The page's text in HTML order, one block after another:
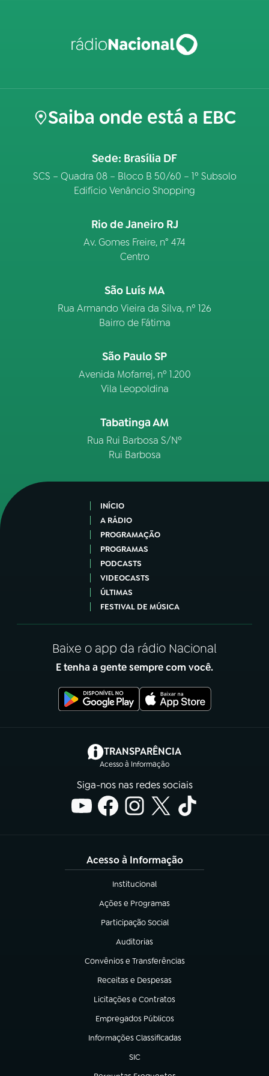
Saiba onde está a EBC
Sede: Brasília DF
SCS – Quadra 08 – Bloco B 50/60 – 1º Subsolo
Edifício Venâncio Shopping
Rio de Janeiro RJ
Av. Gomes Freire, n° 474
Centro
São Luís MA
Rua Armando Vieira da Silva, nº 126
Bairro de Fátima
São Paulo SP
Avenida Mofarrej, nº 1.200
Vila Leopoldina
Tabatinga AM
Rua Rui Barbosa S/Nº
Rui Barbosa
INÍCIO
A RÁDIO
PROGRAMAÇÃO
PROGRAMAS
PODCASTS
VIDEOCASTS
ÚLTIMAS
FESTIVAL DE MÚSICA
Baixe o app da rádio Nacional
E tenha a gente sempre com você.
TRANSPARÊNCIA
Acesso à Informação
(abre em nova aba)
Siga-nos nas redes sociais
Acesso à Informação
Institucional
(abre em nova aba)
Ações e Programas
(abre em nova aba)
Participação Social
(abre em nova aba)
Auditorias
(abre em nova aba)
Convênios e Transferências
(abre em nova aba)
Receitas e Despesas
(abre em nova aba)
Licitações e Contratos
(abre em nova aba)
Empregados Públicos
(abre em nova aba)
Informações Classificadas
(abre em nova aba)
SIC
(abre em nova aba)